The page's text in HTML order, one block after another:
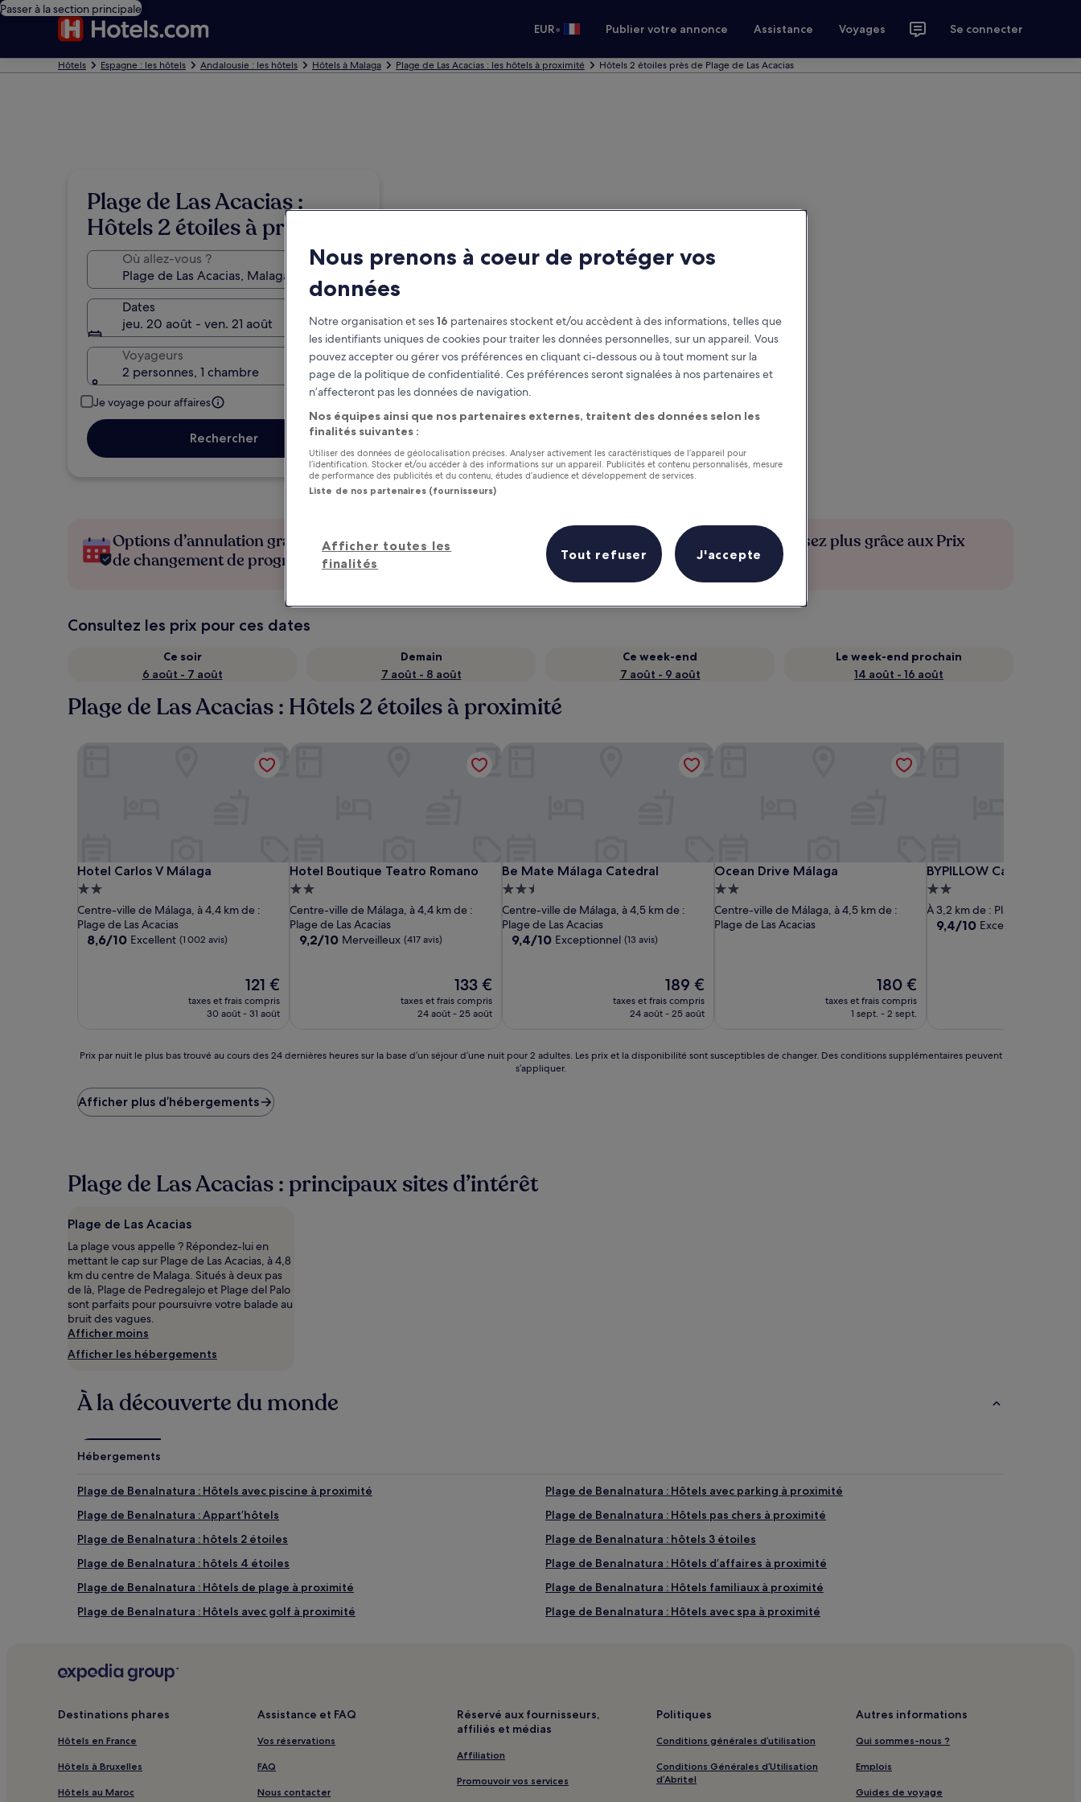
Passer à la section principale
EUR• Publier votre annonce Assistance Voyages Se connecter
Hôtels Espagne : les hôtels Andalousie : les hôtels Hôtels à Malaga Plage de Las Acacias : les hôtels à proximité Hôtels 2 étoiles près de Plage de Las Acacias
Plage de Las Acacias :
Hôtels 2 étoiles à proximité
Où allez-vous ?
Dates
jeu. 20 août - ven. 21 août
Voyageurs
2 personnes, 1 chambre
Je voyage pour affaires
Rechercher
Options d’annulation gratuite en cas
de changement de programme
Gagnez des récompenses pour
chaque nuit séjournée
Économisez plus grâce aux Prix
membres
Consultez les prix pour ces dates
Ce soir
6 août - 7 août
Demain
7 août - 8 août
Ce week-end
7 août - 9 août
Le week-end prochain
14 août - 16 août
Plage de Las Acacias : Hôtels 2 étoiles à proximité
Hotel Carlos V Málaga
Hotel Carlos V Málaga
Hébergement
2.0 étoiles
Centre-ville de Málaga, à 4,4 km de :
Plage de Las Acacias
8.6
8,6/10 Excellent (1 002 avis)
Le
nouveau
prix
121 €
121 €
taxes et frais compris
30 août - 31 août
Hotel Boutique Teatro Romano
Hotel Boutique Teatro Romano
Hébergement
2.0 étoiles
Centre-ville de Málaga, à 4,4 km de :
Plage de Las Acacias
9.2
9,2/10 Merveilleux (417 avis)
Le
nouveau
prix
133 €
133 €
taxes et frais compris
24 août - 25 août
Be Mate Málaga Catedral
Be Mate Málaga Catedral
Hébergement
2.5 étoiles
Centre-ville de Málaga, à 4,5 km de :
Plage de Las Acacias
9.4
9,4/10 Exceptionnel (13 avis)
Le
nouveau
prix
189 €
189 €
taxes et frais compris
24 août - 25 août
Ocean Drive Málaga
Ocean Drive Málaga
Hébergement
2.0 étoiles
Centre-ville de Málaga, à 4,5 km de :
Plage de Las Acacias
Le
nouveau
prix
180 €
180 €
taxes et frais compris
1 sept. - 2 sept.
BYPILLOW California
BYPILLOW California
Hébergement
2.0 étoiles
À 3,2 km de : Plage de Las
9.4
9,4/10 Exceptionnel
Prix
le
plus
des
sur
la
base
d’un
séjour
d’une
nuit
pour
Les
et
la
de
Des
supplémentaires
peuvent
s’appliquer.
Prix par nuit le plus bas trouvé au cours des 24 dernières heures sur la base d’un séjour d’une nuit pour 2 adultes. Les prix et la disponibilité sont susceptibles de changer. Des conditions supplémentaires peuvent
s’appliquer.
Afficher plus d’hébergements
Plage de Las Acacias : principaux sites d’intérêt
Plage de Las Acacias
La plage vous appelle ? Répondez-lui en
mettant le cap sur Plage de Las Acacias, à 4,8
km du centre de Malaga. Situés à deux pas
de là, Plage de Pedregalejo et Plage del Palo
sont parfaits pour poursuivre votre balade au
bruit des vagues.
Afficher moins
Afficher les hébergements
À la découverte du monde
Hébergements
Plage de Benalnatura : Hôtels avec piscine à proximité
Plage de Benalnatura : Hôtels avec parking à proximité
Plage de Benalnatura : Appart’hôtels
Plage de Benalnatura : Hôtels pas chers à proximité
Plage de Benalnatura : hôtels 2 étoiles
Plage de Benalnatura : hôtels 3 étoiles
Plage de Benalnatura : hôtels 4 étoiles
Plage de Benalnatura : Hôtels d’affaires à proximité
Plage de Benalnatura : Hôtels de plage à proximité
Plage de Benalnatura : Hôtels familiaux à proximité
Plage de Benalnatura : Hôtels avec golf à proximité
Plage de Benalnatura : Hôtels avec spa à proximité
Plage de Las Acacias : Hôtels pas chers à proximité
Costa del Sol : hôtels Hôtels avec piscine
Costa del Sol : hôtels Hôtels avec parking
Costa del Sol : hôtels Hôtels avec petit-déjeuner gratuit
Costa del Sol : Auberges de jeunesse
Destinations phares
Hôtels en France
Hôtels à Bruxelles
Hôtels au Maroc
Assistance et FAQ
Vos réservations
FAQ
Nous contacter
Réservé aux fournisseurs,
affiliés et médias
Affiliation
Promouvoir vos services
Politiques
Conditions générales d’utilisation
Conditions Générales d’Utilisation
d’Abritel
Autres informations
Qui sommes-nous ?
Emplois
Guides de voyage
Nous prenons à coeur de protéger vos
données
Notre organisation et ses16 partenaires stockent et/ou accèdent à des informations, telles que
les identifiants uniques de cookies pour traiter les données personnelles, sur un appareil. Vous
pouvez accepter ou gérer vos préférences en cliquant ci-dessous ou à tout moment sur la
page de la politique de confidentialité. Ces préférences seront signalées à nos partenaires et
n’affecteront pas les données de navigation.
Nos équipes ainsi que nos partenaires externes, traitent des données selon les
finalités suivantes :
Utiliser des données de géolocalisation précises. Analyser activement les caractéristiques de l’appareil pour
l’identification. Stocker et/ou accéder à des informations sur un appareil. Publicités et contenu personnalisés, mesure
de performance des publicités et du contenu, études d’audience et développement de services.
Liste de nos partenaires (fournisseurs)
Afficher toutes les
finalités
Tout refuser J'accepte